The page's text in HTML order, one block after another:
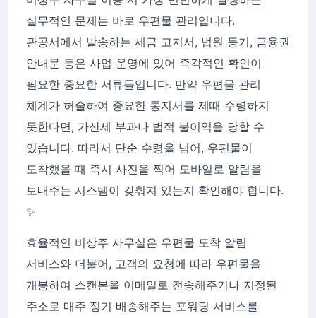
실무적인 문제는 바로 우편물 관리입니다.
관공서에서 발송하는 세금 고지서, 법원 등기, 금융권
안내문 등은 사업 운영에 있어 즉각적인 확인이
필요한 중요한 서류들입니다. 만약 우편물 관리
체계가 허술하여 중요한 통지서를 제때 수령하지
못한다면, 가산세 부과나 법적 불이익을 당할 수
있습니다. 따라서 단순 수령을 넘어, 우편물이
도착했을 때 즉시 사진을 찍어 모바일로 알림을
보내주는 시스템이 갖춰져 있는지 확인해야 합니다.
✨
효율적인 비상주 사무실은 우편물 도착 알림
서비스와 더불어, 고객의 요청에 따라 우편물을
개봉하여 스캔본을 이메일로 전송해주거나 지정된
주소로 매주 정기 배송해주는 포워딩 서비스를